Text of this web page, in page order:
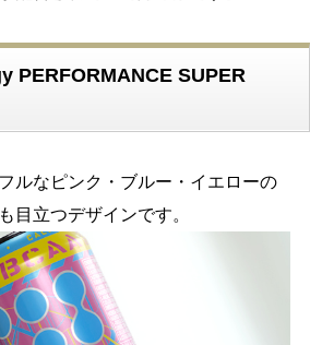
PERFORMANCE SUPER
ルなピンク・ブルー・イエローの
目立つデザインです。